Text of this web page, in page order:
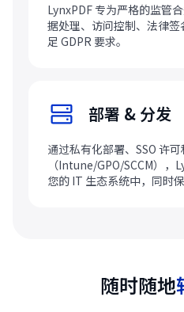
LynxPDF 专为严格的监管
据处理、访问控制、法律
足 GDPR 要求。
部署 & 分发
通过私有化部署、SSO 许
（Intune/GPO/SCCM），
您的 IT 生态系统中，同时
随时随地